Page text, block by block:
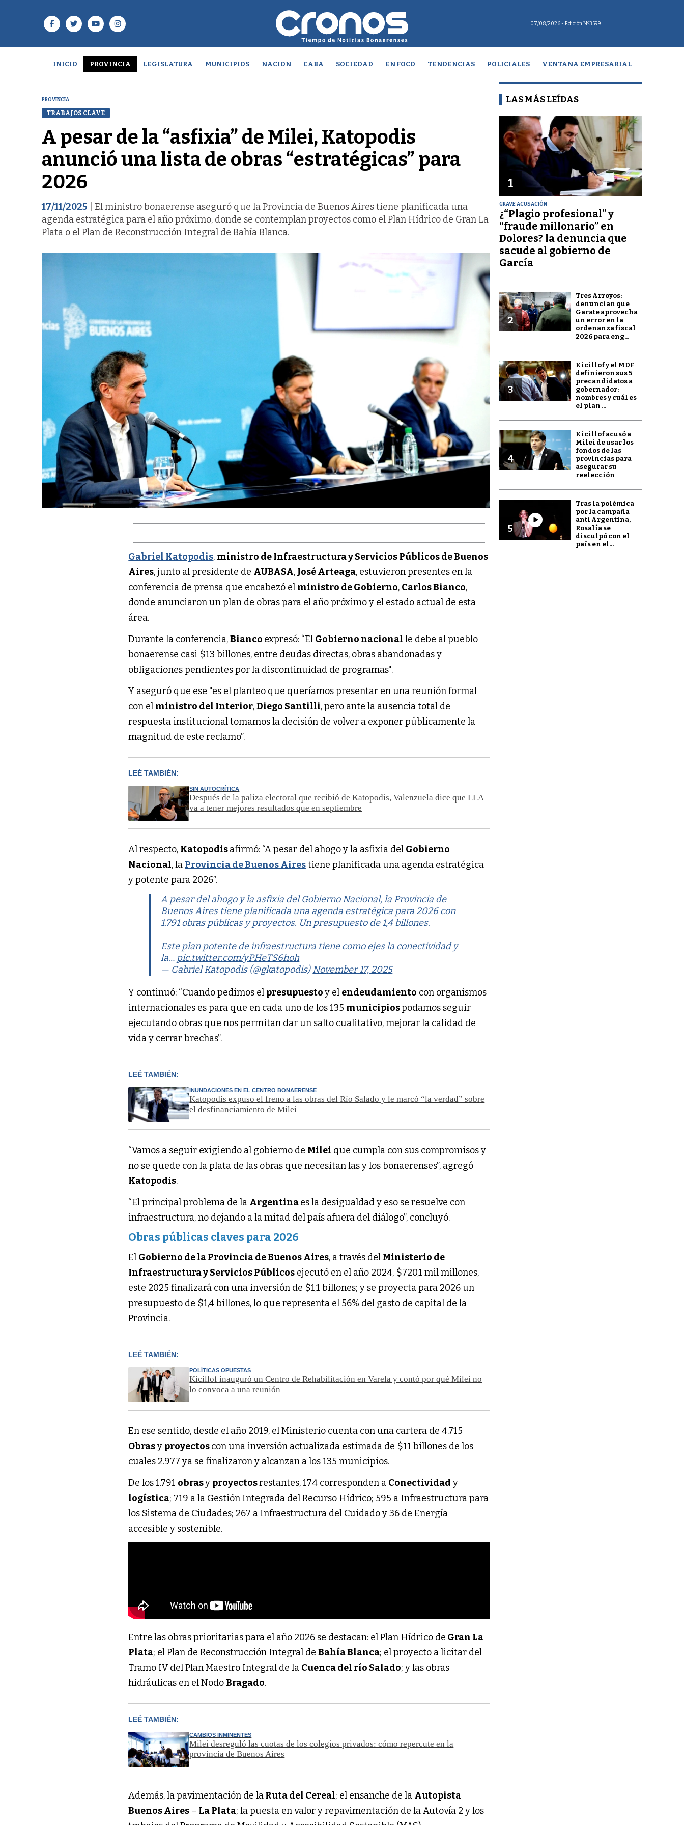
07/08/2026 - Edición Nº3599
INICIO PROVINCIA LEGISLATURA MUNICIPIOS NACION CABA SOCIEDAD EN FOCO TENDENCIAS POLICIALES VENTANA EMPRESARIAL
PROVINCIA
TRABAJOS CLAVE
A pesar de la “asfixia” de Milei, Katopodis
anunció una lista de obras “estratégicas” para
2026
17/11/2025 | El ministro bonaerense aseguró que la Provincia de Buenos Aires tiene planificada una
agenda estratégica para el año próximo, donde se contemplan proyectos como el Plan Hídrico de Gran La
Plata o el Plan de Reconstrucción Integral de Bahía Blanca.
Gabriel Katopodis, ministro de Infraestructura y Servicios Públicos de Buenos
Aires, junto al presidente de AUBASA, José Arteaga, estuvieron presentes en la
conferencia de prensa que encabezó el ministro de Gobierno, Carlos Bianco,
donde anunciaron un plan de obras para el año próximo y el estado actual de esta
área.
Durante la conferencia,Bianco expresó: “El Gobierno nacional le debe al pueblo
bonaerense casi $13 billones, entre deudas directas, obras abandonadas y
obligaciones pendientes por la discontinuidad de programas".
Y aseguró que ese "es el planteo que queríamos presentar en una reunión formal
con el ministro del Interior,Diego Santilli, pero ante la ausencia total de
respuesta institucional tomamos la decisión de volver a exponer públicamente la
magnitud de este reclamo”.
LEÉ TAMBIÉN:
SIN AUTOCRÍTICA
Después de la paliza electoral que recibió de Katopodis, Valenzuela dice que LLA
va a tener mejores resultados que en septiembre
Al respecto, Katopodisafirmó: “A pesar del ahogo y la asfixia del Gobierno
Nacional, la Provincia de Buenos Airestiene planificada una agenda estratégica
y potente para 2026”.
A pesar del ahogo y la asfixia del Gobierno Nacional, la Provincia de
Buenos Aires tiene planificada una agenda estratégica para 2026 con
1.791 obras públicas y proyectos. Un presupuesto de 1,4 billones.
Este plan potente de infraestructura tiene como ejes la conectividad y
la… pic.twitter.com/yPHeTS6hoh
— Gabriel Katopodis (@gkatopodis)November 17, 2025
Y continuó: “Cuando pedimos el presupuestoy el endeudamiento con organismos
internacionales es para que en cada uno de los 135 municipiospodamos seguir
ejecutando obras que nos permitan dar un salto cualitativo, mejorar la calidad de
vida y cerrar brechas”.
LEÉ TAMBIÉN:
INUNDACIONES EN EL CENTRO BONAERENSE
Katopodis expuso el freno a las obras del Río Salado y le marcó “la verdad” sobre
el desfinanciamiento de Milei
“Vamos a seguir exigiendo al gobierno de Milei que cumpla con sus compromisos y
no se quede con la plata de las obras que necesitan las y los bonaerenses”, agregó
Katopodis.
“El principal problema de la Argentinaes la desigualdad y eso se resuelve con
infraestructura, no dejando a la mitad del país afuera del diálogo”, concluyó.
Obras públicas claves para 2026
El Gobierno de la Provincia de Buenos Aires, a través del Ministerio de
Infraestructura y Servicios Públicos ejecutó en el año 2024, $720,1 mil millones,
este 2025 finalizará con una inversión de $1,1 billones; y se proyecta para 2026 un
presupuesto de $1,4 billones, lo que representa el 56% del gasto de capital de la
Provincia.
LEÉ TAMBIÉN:
POLÍTICAS OPUESTAS
Kicillof inauguró un Centro de Rehabilitación en Varela y contó por qué Milei no
lo convoca a una reunión
En ese sentido, desde el año 2019, el Ministerio cuenta con una cartera de 4.715
Obrasy proyectoscon una inversión actualizada estimada de $11 billones de los
cuales 2.977 ya se finalizaron y alcanzan a los 135 municipios.
De los 1.791 obrasy proyectosrestantes, 174 corresponden a Conectividad y
logística; 719 a la Gestión Integrada del Recurso Hídrico; 595 a Infraestructura para
los Sistema de Ciudades; 267 a Infraestructura del Cuidado y 36 de Energía
accesible y sostenible.
Entre las obras prioritarias para el año 2026 se destacan: el Plan Hídrico de Gran La
Plata; el Plan de Reconstrucción Integral deBahía Blanca; el proyecto a licitar del
Tramo IV del Plan Maestro Integral de la Cuenca del río Salado; y las obras
hidráulicas en el NodoBragado.
LEÉ TAMBIÉN:
CAMBIOS INMINENTES
Milei desreguló las cuotas de los colegios privados: cómo repercute en la
provincia de Buenos Aires
Además, la pavimentación de laRuta del Cereal; el ensanche de la Autopista
Buenos Aires – La Plata; la puesta en valor y repavimentación de la Autovía 2 y los
LAS MÁS LEÍDAS
1
GRAVE ACUSACIÓN
¿“Plagio profesional” y
“fraude millonario” en
Dolores? la denuncia que
sacude al gobierno de
García
2
Tres Arroyos:
denuncian que
Garate aprovecha
un error en la
ordenanza fiscal
2026 para eng...
3
Kicillof y el MDF
definieron sus 5
precandidatos a
gobernador:
nombres y cuál es
el plan ...
4
Kicillof acusó a
Milei de usar los
fondos de las
provincias para
asegurar su
reelección
5
Tras la polémica
por la campaña
anti Argentina,
Rosalía se
disculpó con el
país en el...